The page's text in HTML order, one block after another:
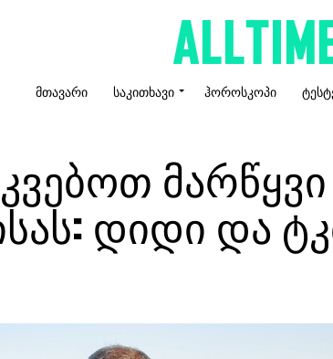
ᲛᲗᲐᲕᲐᲠᲘ ᲡᲐᲙᲘᲗᲮᲐᲕᲘ ᲰᲝᲠᲝᲡᲙᲝᲞᲘ
მარწყვი
დიდი და